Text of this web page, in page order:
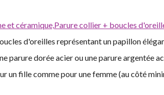
et céramique,Parure collier + boucles
d'oreilles représentant un papillon
parure dorée acier ou une parure argentée
un fille comme pour une femme (au côté